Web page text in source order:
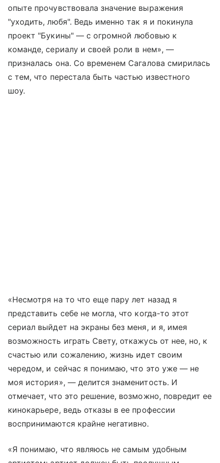
опыте прочувствовала значение выражения
"уходить, любя". Ведь именно так я и покинула
проект "Букины" — с огромной любовью к
команде, сериалу и своей роли в нем», —
призналась она. Со временем Сагалова смирилась
с тем, что перестала быть частью известного
шоу.
«Несмотря на то что еще пару лет назад я
представить себе не могла, что когда-то этот
сериал выйдет на экраны без меня, и я, имея
возможность играть Свету, откажусь от нее, но, к
счастью или сожалению, жизнь идет своим
чередом, и сейчас я понимаю, что это уже — не
моя история», — делится знаменитость. И
отмечает, что это решение, возможно, повредит ее
кинокарьере, ведь отказы в ее профессии
воспринимаются крайне негативно.
«Я понимаю, что являюсь не самым удобным